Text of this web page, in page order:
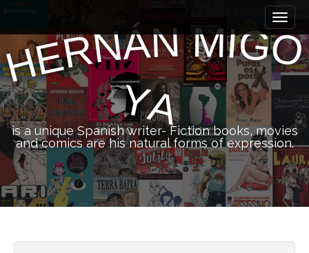
n
m
e
n
u
i
p
t
o
c
o
n
e
t
HERNÁN MIGO
YA
is a unique Spanish writer- Fiction books, movies
and comics are his natural forms of expression.